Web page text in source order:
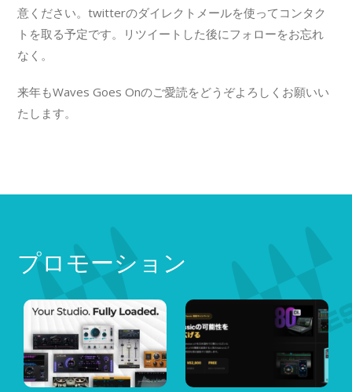
意ください。twitterのダイレクトメールを使ってコンタク
トを取る予定です。リツイートした後にフォローをお忘れ
なく。
来年もWaves Goes Onのご愛読をどうぞよろしくお願いい
たします。
プロモーション